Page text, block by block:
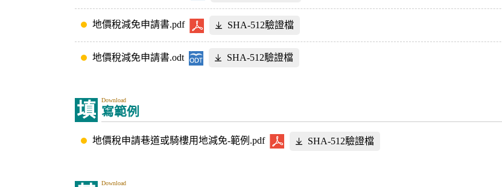
地價稅減免申請書.pdf SHA-512驗證檔
地價稅減免申請書.odt SHA-512驗證檔
填 Download
寫範例
地價稅申請巷道或騎樓用地減免-範例.pdf SHA-512驗證檔
Download